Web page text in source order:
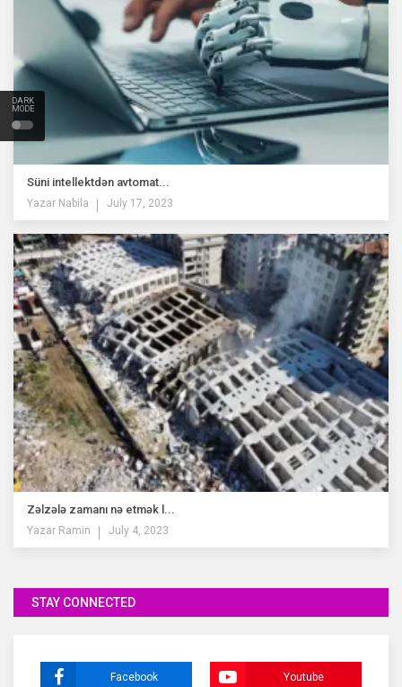
DARK
MODE
Süni intellektdən avtomat...
Yazar Nabila July 17, 2023
Zəlzələ zamanı nə etmək l...
Yazar Ramin July 4, 2023
STAY CONNECTED
Facebook Youtube